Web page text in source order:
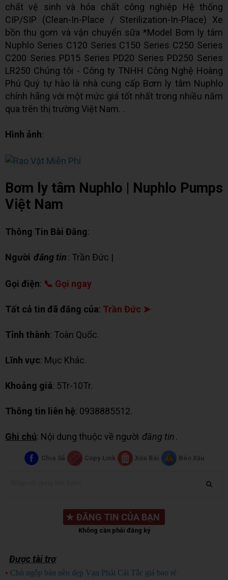
chất vệ sinh và hóa chất công nghiệp Hệ thống
CIP/SIP (Clean-In-Place / Sterilization-In-Place) Xe
bồn thu gom và vận chuyển sữa *Model Bơm ly tâm
Nuphlo Series C120 Series C150 Series C250 Series
C200 Series PD15 Series PD20 Series PD250 Series
LR250 Chúng tôi - Công ty TNHH Công Nghệ Hoàng
Phú Quý tự hào là nhà cung cấp Bơm ly tâm Nuphlo
chính hãng với một mức giá tốt nhất trong nhiều năm
qua trên thị trường Việt Nam. .
Hình ảnh:
Bơm ly tâm Nuphlo | Nuphlo Pumps
Việt Nam
Thông Tin Bài Đăng:
Người đăng tin: Trần Đức |
Gọi điện: 📞 Gọi ngay
Tất cả tin đã đăng của: Trần Đức ➤
Tỉnh thành: Toàn Quốc.
Lĩnh vực: Mục Khác.
Khoảng giá: 5Tr-10Tr.
Thông tin liên hệ: 0938885512.
Ghi chú: Nội dung thuộc về người đăng tin.
Chia Sẻ Copy Link Xóa Bài Báo Xấu
★ ĐĂNG TIN CỦA BẠN
Không cần phải đăng ký
Được tài trợ
• Chủ ngộp bán nền đẹp Vạn Phát Cái Tắc giá bao rẻ